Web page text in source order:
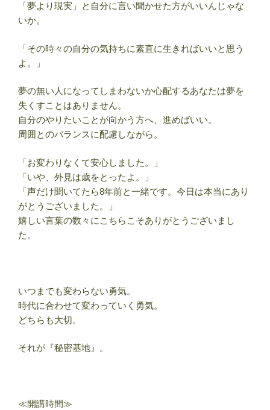
「夢より現実」と自分に言い聞かせた方がいいんじゃな
いか。
「その時々の自分の気持ちに素直に生きればいいと思う
よ。」
夢の無い人になってしまわないか心配するあなたは夢を
失くすことはありません。
自分のやりたいことが向かう方へ、進めばいい。
周囲とのバランスに配慮しながら。
「お変わりなくて安心しました。」
「いや、外見は歳をとったよ。」
「声だけ聞いてたら8年前と一緒です。今日は本当にあり
がとうございました。」
嬉しい言葉の数々にこちらこそありがとうございまし
た。
いつまでも変わらない勇気。
時代に合わせて変わっていく勇気。
どちらも大切。
それが『秘密基地』。
≪開講時間≫